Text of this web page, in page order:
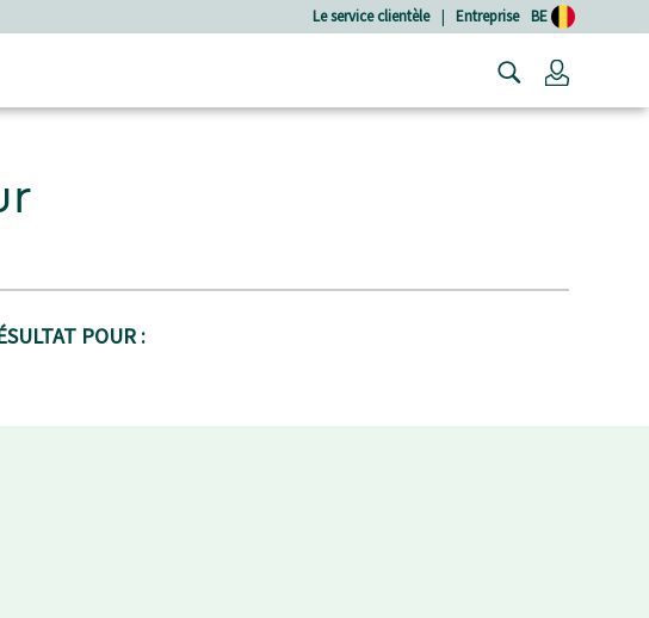
Le service clientèle | Entreprise BE
POUR :